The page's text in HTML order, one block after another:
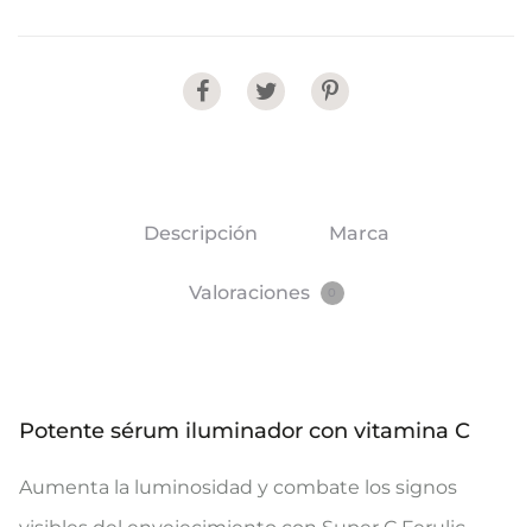
Share
Descripción Marca
Valoraciones
Potente sérum iluminador con vitamina C
Aumenta la luminosidad y combate los signos